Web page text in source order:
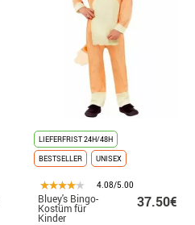
LIEFERFRIST 24H/48H
BESTSELLER
UNISEX
4.08/5.00
Bluey's Bingo-
Kostüm für
Kinder
37.50€